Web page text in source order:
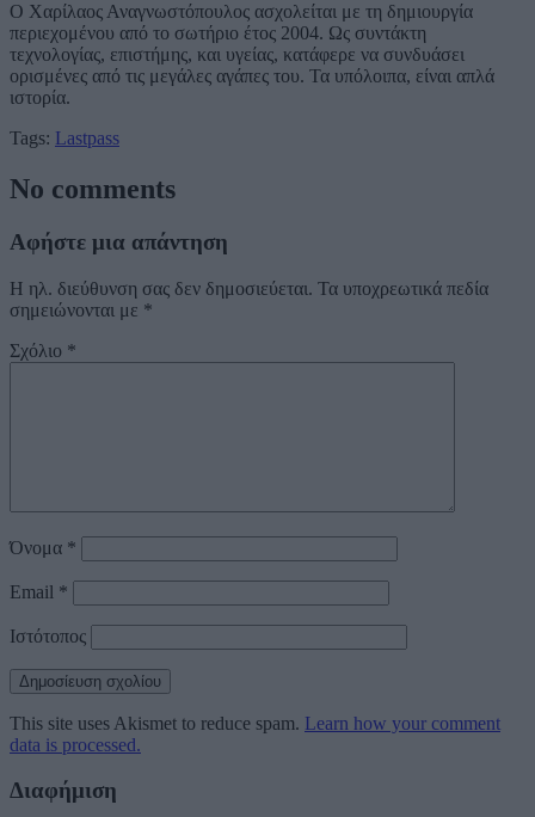
Ο Χαρίλαος Αναγνωστόπουλος ασχολείται με τη δημιουργία
περιεχομένου από το σωτήριο έτος 2004. Ως συντάκτη
τεχνολογίας, επιστήμης, και υγείας, κατάφερε να συνδυάσει
ορισμένες από τις μεγάλες αγάπες του. Τα υπόλοιπα, είναι απλά
ιστορία.
Tags: Lastpass
No comments
Αφήστε μια απάντηση
Η ηλ. διεύθυνση σας δεν δημοσιεύεται. Τα υποχρεωτικά πεδία
σημειώνονται με *
Σχόλιο *
Όνομα *
Email *
Ιστότοπος
This site uses Akismet to reduce spam. Learn how your comment
data is processed.
Διαφήμιση